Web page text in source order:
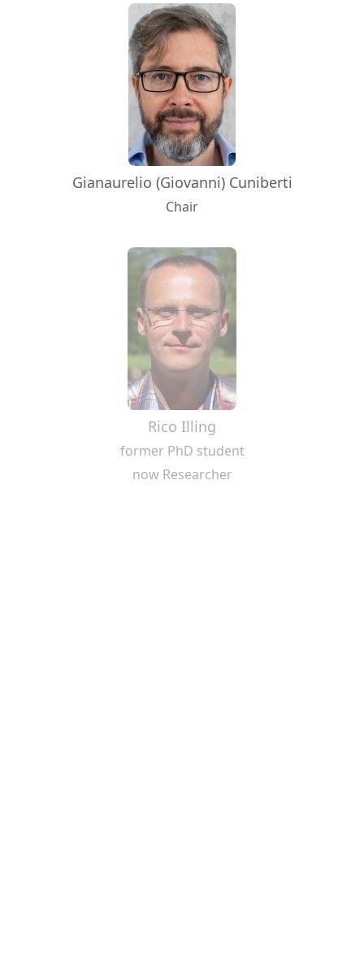
Gianaurelio (Giovanni) Cuniberti
Chair
Rico Illing
former PhD student
now Researcher